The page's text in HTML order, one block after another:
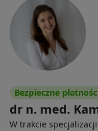
Bezpieczne
dr n. med.
W trakcie